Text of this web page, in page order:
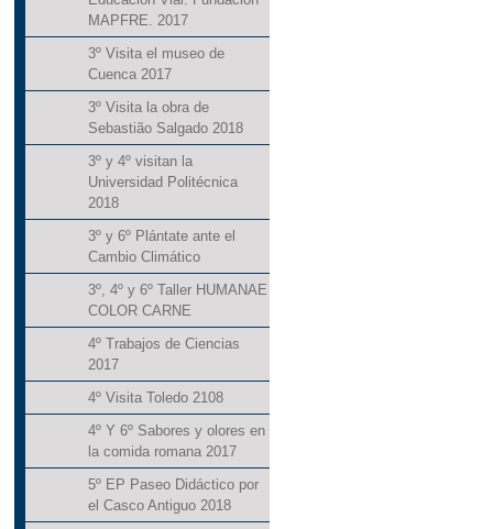
MAPFRE. 2017
3º Visita el museo de
Cuenca 2017
3º Visita la obra de
Sebastião Salgado 2018
3º y 4º visitan la
Universidad Politécnica
2018
3º y 6º Plántate ante el
Cambio Climático
3º, 4º y 6º Taller HUMANAE
COLOR CARNE
4º Trabajos de Ciencias
2017
4º Visita Toledo 2108
4º Y 6º Sabores y olores en
la comida romana 2017
5º EP Paseo Didáctico por
el Casco Antiguo 2018